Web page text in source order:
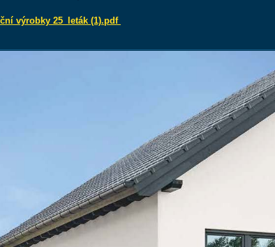
výrobky 25_leták (1).pdf